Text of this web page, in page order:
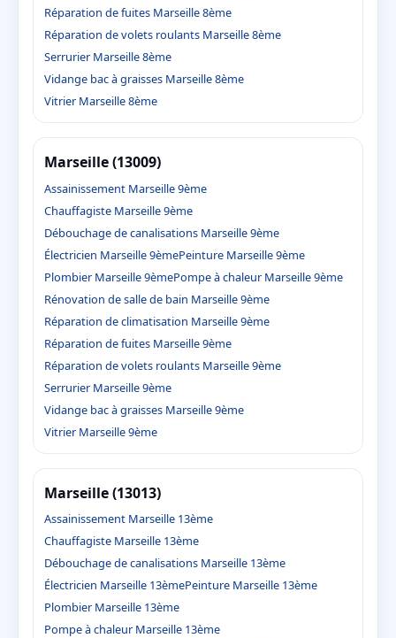
Réparation de fuites Marseille 8ème
Réparation de volets roulants Marseille 8ème
Serrurier Marseille 8ème
Vidange bac à graisses Marseille 8ème
Vitrier Marseille 8ème
Marseille (13009)
Assainissement Marseille 9ème
Chauffagiste Marseille 9ème
Débouchage de canalisations Marseille 9ème
Électricien Marseille 9èmePeinture Marseille 9ème
Plombier Marseille 9èmePompe à chaleur Marseille 9ème
Rénovation de salle de bain Marseille 9ème
Réparation de climatisation Marseille 9ème
Réparation de fuites Marseille 9ème
Réparation de volets roulants Marseille 9ème
Serrurier Marseille 9ème
Vidange bac à graisses Marseille 9ème
Vitrier Marseille 9ème
Marseille (13013)
Assainissement Marseille 13ème
Chauffagiste Marseille 13ème
Débouchage de canalisations Marseille 13ème
Électricien Marseille 13èmePeinture Marseille 13ème
Plombier Marseille 13ème
Pompe à chaleur Marseille 13ème